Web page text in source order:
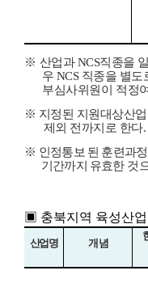
※ 산업과NCS직종을
우 NCS 직종을 별도
부심사위원이 적정
※ 지정된 지원대상산
제외 전까지로 한다.
※ 인정통보 된 훈련과
기간까지 유효한 것
▣ 충북지역 육성산업
산업명 개 념